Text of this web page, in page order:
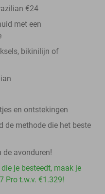
€24
met een
bikinilijn of
en ontstekingen
de methode die het beste
de avonduren!
je besteedt, maak je
Pro t.w.v. €1.329!